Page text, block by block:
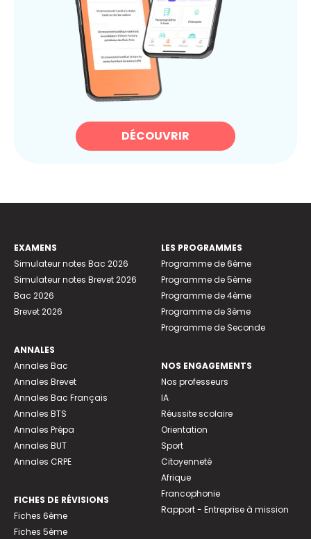
DÉCOUVRIR
EXAMENS
Simulateur notes Bac 2026
Simulateur notes Brevet 2026
Bac 2026
Brevet 2026
ANNALES
Annales Bac
Annales Brevet
Annales Bac Français
Annales BTS
Annales Prépa
Annales BUT
Annales CRPE
FICHES DE RÉVISIONS
Fiches 6ème
Fiches 5ème
LES PROGRAMMES
Programme de 6ème
Programme de 5ème
Programme de 4ème
Programme de 3ème
Programme de Seconde
NOS ENGAGEMENTS
Nos professeurs
IA
Réussite scolaire
Orientation
Sport
Citoyenneté
Afrique
Francophonie
Rapport - Entreprise à mission